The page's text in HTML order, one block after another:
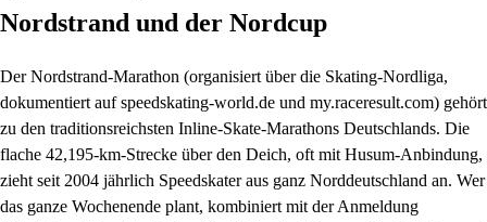
Nordstrand und der Nordcup
Der Nordstrand-Marathon (organisiert über die Skating-Nordliga,
dokumentiert auf speedskating-world.de und my.raceresult.com) gehört
zu den traditionsreichsten Inline-Skate-Marathons Deutschlands. Die
flache 42,195-km-Strecke über den Deich, oft mit Husum-Anbindung,
zieht seit 2004 jährlich Speedskater aus ganz Norddeutschland an. Wer
das ganze Wochenende plant, kombiniert mit der Anmeldung